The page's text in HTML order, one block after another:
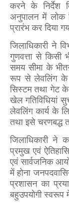
करने के निर्देश
अनुपालन में लोक
प्रारंभ कर दिया
जिलाधिकारी ने
गुणवत्ता से किसी
समय सीमा के
रूप से लेवलिंग के
सिस्टम तथा गेट के
खेल गतिविधियां
लेवलिंग कार्य के
तथा इसे चरणबद्ध
जिलाधिकारी ने
प्रमुख एवं
एवं सार्वजनिक
में होना
प्रशासन का
बहुउपयोगी स्वरूप